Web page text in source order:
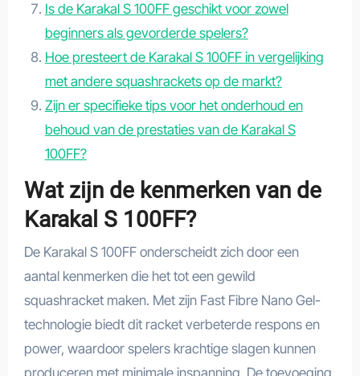
Is de Karakal S 100FF geschikt voor zowel
beginners als gevorderde spelers?
Hoe presteert de Karakal S 100FF in vergelijking
met andere squashrackets op de markt?
Zijn er specifieke tips voor het onderhoud en
behoud van de prestaties van de Karakal S
100FF?
Wat zijn de kenmerken van de
Karakal S 100FF?
De Karakal S 100FF onderscheidt zich door een
aantal kenmerken die het tot een gewild
squashracket maken. Met zijn Fast Fibre Nano Gel-
technologie biedt dit racket verbeterde respons en
power, waardoor spelers krachtige slagen kunnen
produceren met minimale inspanning. De toevoeging